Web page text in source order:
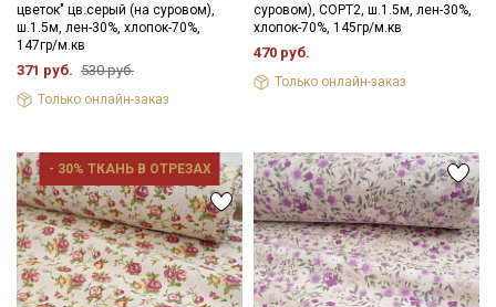
ткани в зависимости от настроек вашего монитора и в
зависимости от партии тон ткани может отличаться.
цветок" цв.серый (на суровом),
ш.1.5м, лен-30%, хлопок-70%,
147гр/м.кв
371 руб. 530 руб.
Только онлайн-заказ
суровом), СОРТ2, ш.1.5м, лен-30%,
хлопок-70%, 145гр/м.кв
470 руб.
Только онлайн-заказ
- 30% ТКАНЬ В ОТРЕЗАХ
Подписаться
ДаюСогласие на получение рекламных и
информационных рассылок